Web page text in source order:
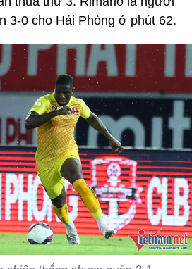
3-0 cho Hải Phòng ở phút 62.